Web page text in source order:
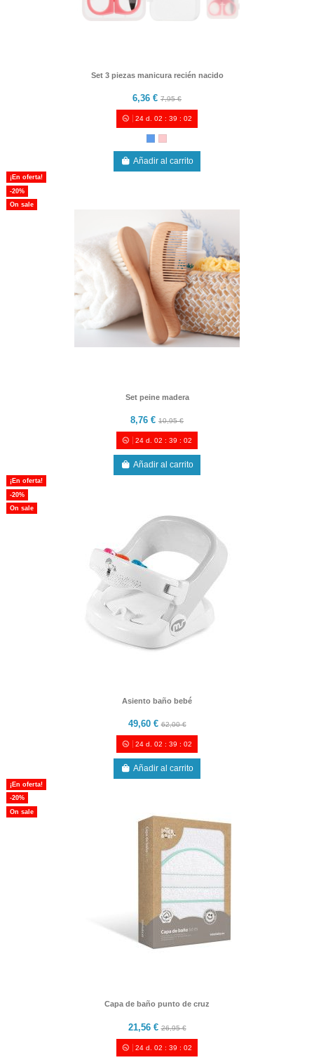
Set 3 piezas manicura recién nacido
6,36 € 7,95 €
24 d. 02 :39 :00
Añadir al carrito
¡En oferta!
-20%
On sale
Set peine madera
8,76 € 10,95 €
24 d. 02 :39 :00
Añadir al carrito
¡En oferta!
-20%
On sale
Asiento baño bebé
49,60 €62,00 €
24 d. 02 :39 :00
Añadir al carrito
¡En oferta!
-20%
On sale
Capa de baño punto de cruz
21,56 €26,95 €
24 d. 02 :39 :00